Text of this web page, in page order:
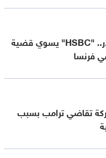
312 مليون دولار.. "HSBC" يسوي قضية
فرنسا
تقاضي ترامب بسبب